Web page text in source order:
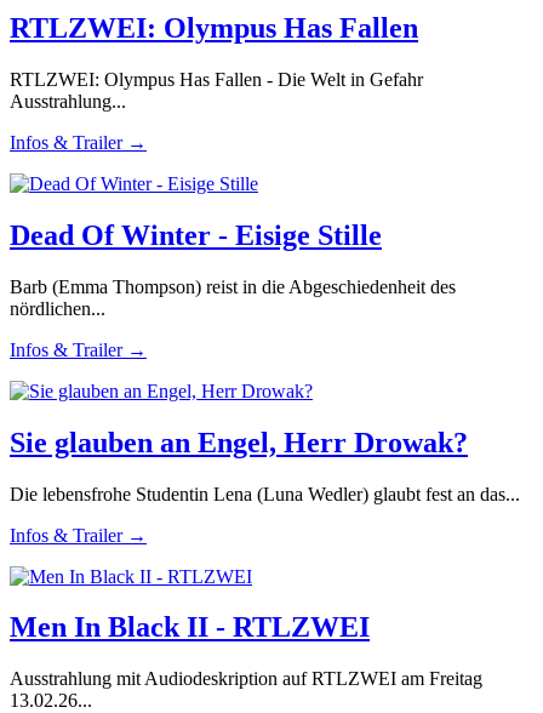
RTLZWEI: Olympus Has Fallen
RTLZWEI: Olympus Has Fallen - Die Welt in Gefahr
Ausstrahlung...
Infos & Trailer →
Dead Of Winter - Eisige Stille
Barb (Emma Thompson) reist in die Abgeschiedenheit des
nördlichen...
Infos & Trailer →
Sie glauben an Engel, Herr Drowak?
Die lebensfrohe Studentin Lena (Luna Wedler) glaubt fest an das...
Infos & Trailer →
Men In Black II - RTLZWEI
Ausstrahlung mit Audiodeskription auf RTLZWEI am Freitag
13.02.26...